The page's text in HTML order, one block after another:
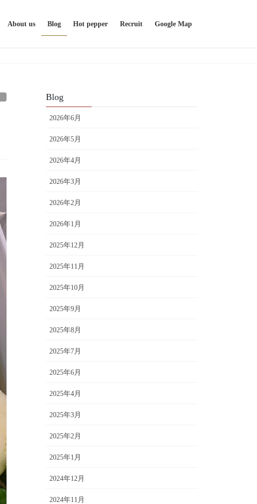
About us Blog Hot pepper Recruit Google Map
Blog
2026年6月
2026年5月
2026年4月
2026年3月
2026年2月
2026年1月
2025年12月
2025年11月
2025年10月
2025年9月
2025年8月
2025年7月
2025年6月
2025年4月
2025年3月
2025年2月
2025年1月
2024年12月
2024年11月